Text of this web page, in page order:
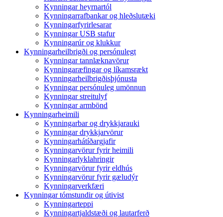
Kynningar heyrnartól
Kynningarrafbankar og hleðslutæki
Kynningarfyrirlesarar
Kynningar USB stafur
Kynningarúr og klukkur
Kynningarheilbrigði og persónulegt
Kynningar tannlæknavörur
Kynningaræfingar og líkamsrækt
Kynningarheilbrigðisþjónusta
Kynningar persónuleg umönnun
Kynningar streitulyf
Kynningar armbönd
Kynningarheimili
Kynningarbar og drykkjarauki
Kynningar drykkjarvörur
Kynningarhátíðargjafir
Kynningarvörur fyrir heimili
Kynningarlyklahringir
Kynningarvörur fyrir eldhús
Kynningarvörur fyrir gæludýr
Kynningarverkfæri
Kynningar tómstundir og útivist
Kynningarteppi
Kynningartjaldstæði og lautarferð